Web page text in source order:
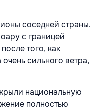
соседней страны.
с границей
того, как
сильного ветра,
национальную
полностью